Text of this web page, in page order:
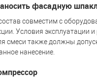
фасадную
совместим с
Условия эксплуатации
смеси также должны
нанесение.